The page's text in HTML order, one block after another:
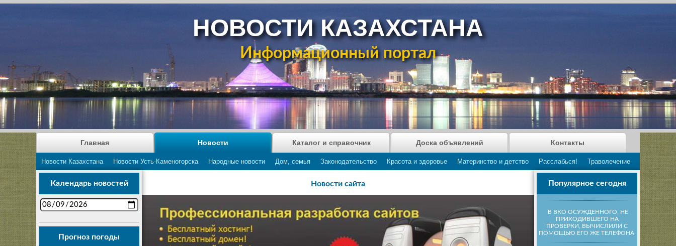
НОВОСТИ КАЗАХСТАНА
Информационный портал
Главная Новости
Новости Казахстана Новости Усть-Каменогорска Народные новости Дом, семья Законодательство Красота и здоровье Материнство и детство Расслабься! Траволечение
Каталог и справочник Доска объявлений Контакты
Популярное сегодня
В ВКО ОСУЖДЕННОГО, НЕ
ПРИХОДИВШЕГО НА
ПРОВЕРКИ, ВЫЧИСЛИЛИ С
ПОМОЩЬЮ ЕГО ЖЕ ТЕЛЕФОНА
Календарь новостей
Прогноз погоды
Новости сайта